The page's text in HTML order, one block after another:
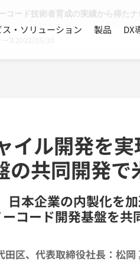
ード技術者育成の実績から得たナ
ス・ソリューション 製品 DX
イル開発を実
の共同開発
日本企業の内製化を
コード開発基盤を共
区、代表取締役社長：松